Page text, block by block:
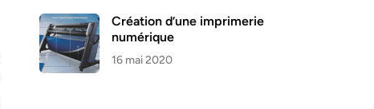
Création d’une imprimerie
numérique
16 mai 2020